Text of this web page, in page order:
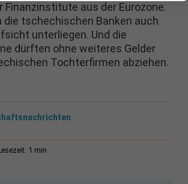
Finanzinstitute aus der Eurozone.
die tschechischen Banken auch
unterliegen. Und die
dürften ohne weiteres Gelder
Tochterfirmen abziehen.
1 min